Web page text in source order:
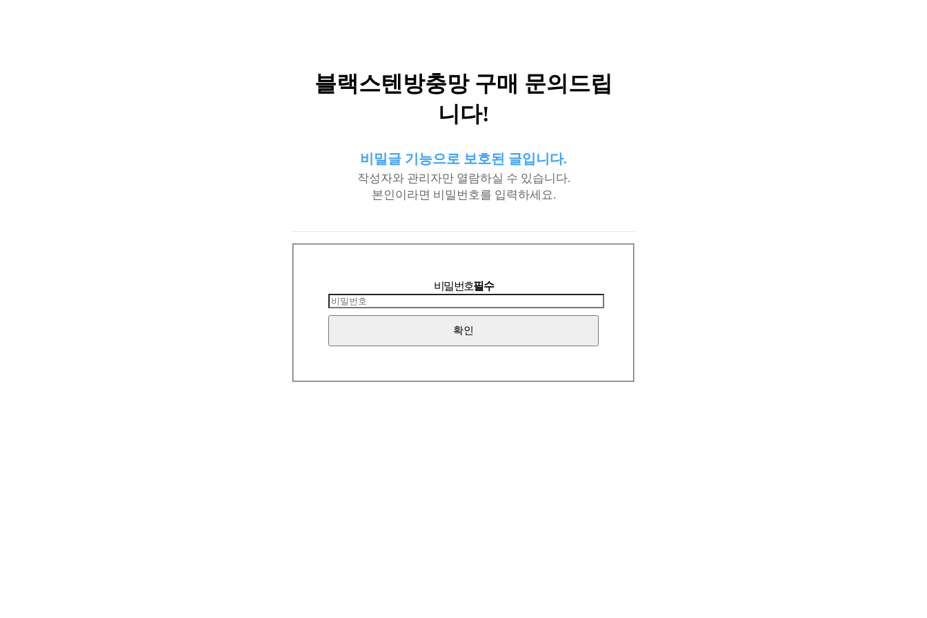
블랙스텐방충망 구매 문의드립
니다!
비밀글 기능으로 보호된 글입니다.
작성자와 관리자만 열람하실 수 있습니다.
본인이라면 비밀번호를 입력하세요.
비밀번호필수